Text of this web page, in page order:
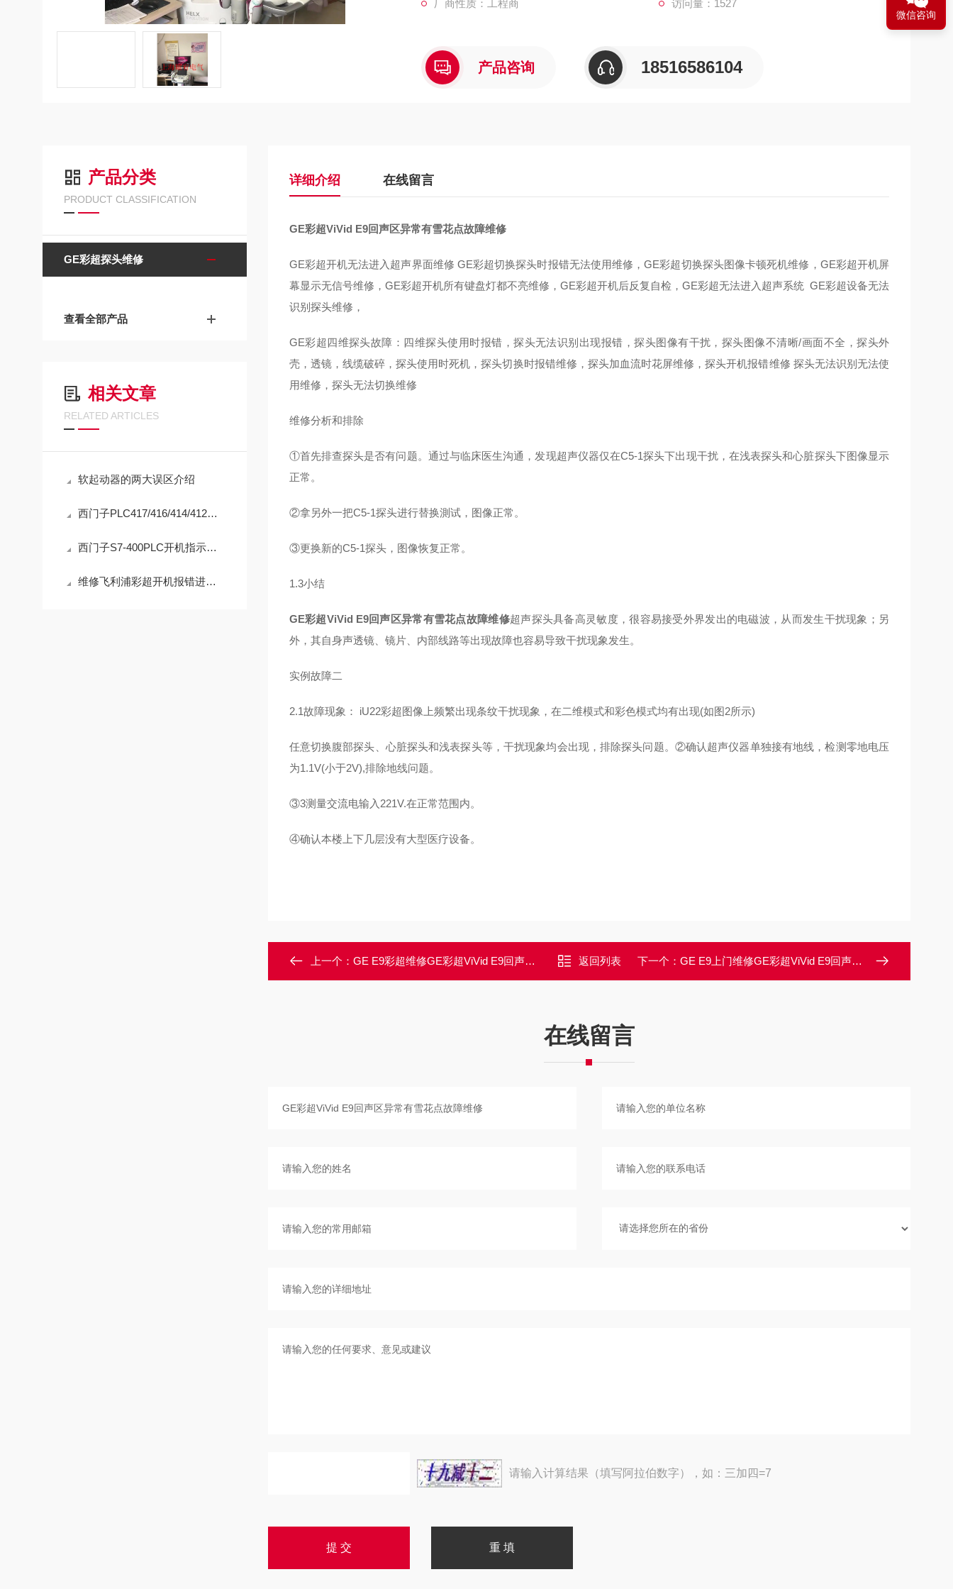
厂商性质：工程商 访问量：1527
产品咨询 18516586104
产品分类
PRODUCT CLASSIFICATION
GE彩超探头维修
查看全部产品
相关文章
RELATED ARTICLES
软起动器的两大误区介绍
西门子PLC417/416/414/412开机指示灯全亮全闪维修方法
西门子S7-400PLC开机指示灯全部闪烁启动不了（包修好）
维修飞利浦彩超开机报错进不去系统（包修好故障）
详细介绍 在线留言
GE彩超ViVid E9回声区异常有雪花点故障维修
GE彩超开机无法进入超声界面维修 GE彩超切换探头时报错无法使用维修，GE彩超切换探头图像卡顿死机维修，GE彩超开机屏
幕显示无信号维修，GE彩超开机所有键盘灯都不亮维修，GE彩超开机后反复自检，GE彩超无法进入超声系统 GE彩超设备无法
识别探头维修，
GE彩超四维探头故障：四维探头使用时报错，探头无法识别出现报错，探头图像有干扰，探头图像不清晰/画面不全，探头外
壳，透镜，线缆破碎，探头使用时死机，探头切换时报错维修，探头加血流时花屏维修，探头开机报错维修 探头无法识别无法使
用维修，探头无法切换维修
维修分析和排除
①首先排查探头是否有问题。通过与临床医生沟通，发现超声仪器仅在C5-1探头下出现干扰，在浅表探头和心脏探头下图像显示
正常。
②拿另外一把C5-1探头进行替换測试，图像正常。
③更换新的C5-1探头，图像恢复正常。
1.3小结
GE彩超ViVid E9回声区异常有雪花点故障维修超声探头具备高灵敏度，很容易接受外界发出的电磁波，从而发生干扰现象；另
外，其自身声透镜、镜片、内部线路等出现故障也容易导致干扰现象发生。
实例故障二
2.1故障现象： iU22彩超图像上频繁出现条纹干扰现象，在二维模式和彩色模式均有出现(如图2所示)
任意切换腹部探头、心脏探头和浅表探头等，干扰现象均会出现，排除探头问题。②确认超声仪器单独接有地线，检测零地电压
为1.1V(小于2V),排除地线问题。
③3测量交流电输入221V.在正常范围内。
④确认本楼上下几层没有大型医疗设备。
上一个： GE E9彩超维修GE彩超ViVid E9回声区异常有闪屏维修解决 返回列表 下一个： GE E9上门维修GE彩超ViVid E9回声区图像不完整故障维修
在线留言
请输入计算结果（填写阿拉伯数字），如：三加四=7
微信咨询